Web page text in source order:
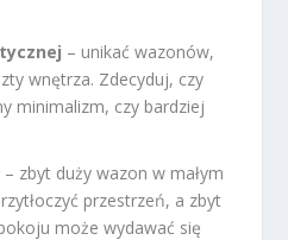
– unikać wazonów,
wnętrza. Zdecyduj, czy
minimalizm, czy bardziej
– zbyt duży wazon w małym
przestrzeń, a zbyt
może wydawać się